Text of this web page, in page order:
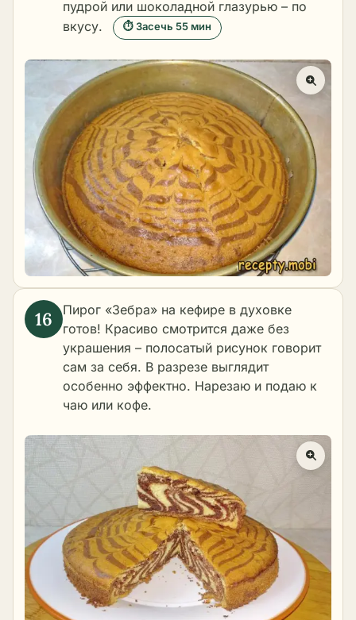
пудрой или шоколадной глазурью – по
вкусу.
⏱ Засечь 55 мин
Пирог «Зебра» на кефире в духовке
готов! Красиво смотрится даже без
украшения – полосатый рисунок говорит
сам за себя. В разрезе выглядит
особенно эффектно. Нарезаю и подаю к
чаю или кофе.